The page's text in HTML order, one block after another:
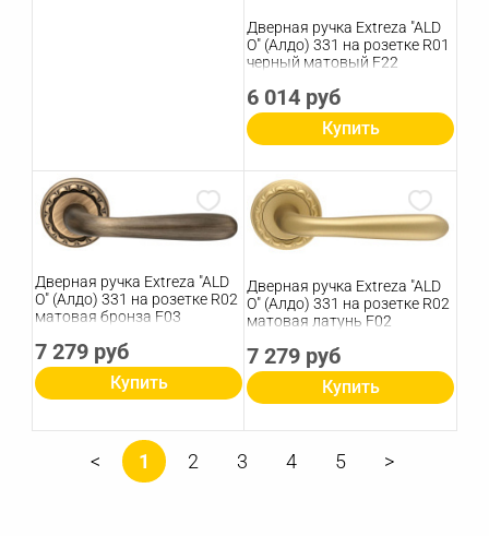
Дверная ручка Extreza "ALD
O" (Алдо) 331 на розетке R01
черный матовый F22
6 014 руб
Купить
Дверная ручка Extreza "ALD
O" (Алдо) 331 на розетке R02
матовая бронза F03
7 279 руб
Купить
Дверная ручка Extreza "ALD
O" (Алдо) 331 на розетке R02
матовая латунь F02
7 279 руб
Купить
1 2 3 4 5